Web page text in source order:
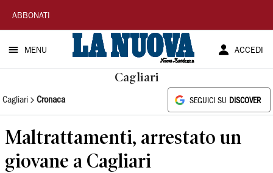
La
Nuova
Sardegna
ABBONATI
MENU ACCEDI
Cagliari
Cagliari Cronaca SEGUICI SU DISCOVER
Maltrattamenti, arrestato un
giovane a Cagliari